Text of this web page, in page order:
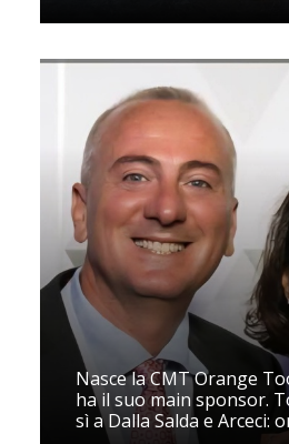
Nasce la CMT Orange
ha il suo main sponsor.
sì a Dalla Salda e Arceci: